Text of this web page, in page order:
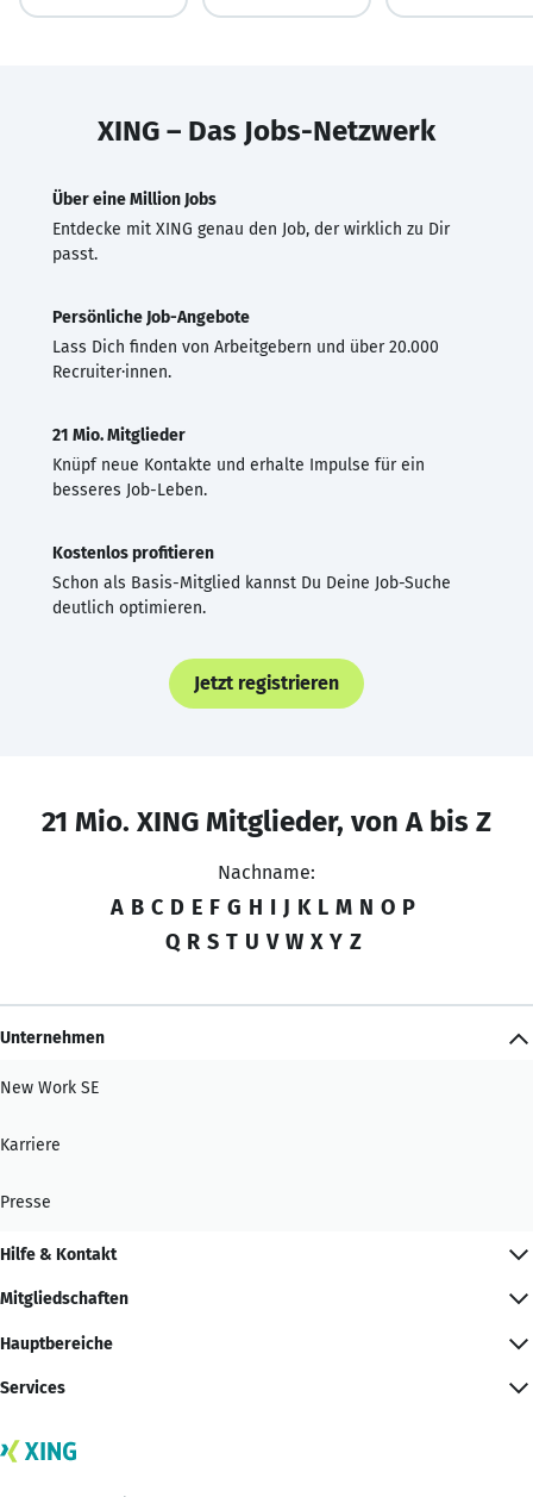
XING – Das Jobs-Netzwerk
Über eine Million Jobs
Entdecke mit XING genau den Job, der wirklich zu Dir
passt.
Persönliche Job-Angebote
Lass Dich finden von Arbeitgebern und über 20.000
Recruiter·innen.
21 Mio. Mitglieder
Knüpf neue Kontakte und erhalte Impulse für ein
besseres Job-Leben.
Kostenlos profitieren
Schon als Basis-Mitglied kannst Du Deine Job-Suche
deutlich optimieren.
Jetzt registrieren
21 Mio. XING Mitglieder, von A bis Z
Nachname:
A B C D E F G H I J K L M N O P
Q R S T U V W X Y Z
Unternehmen
New Work SE
Karriere
Presse
Hilfe & Kontakt
Mitgliedschaften
Hauptbereiche
Services